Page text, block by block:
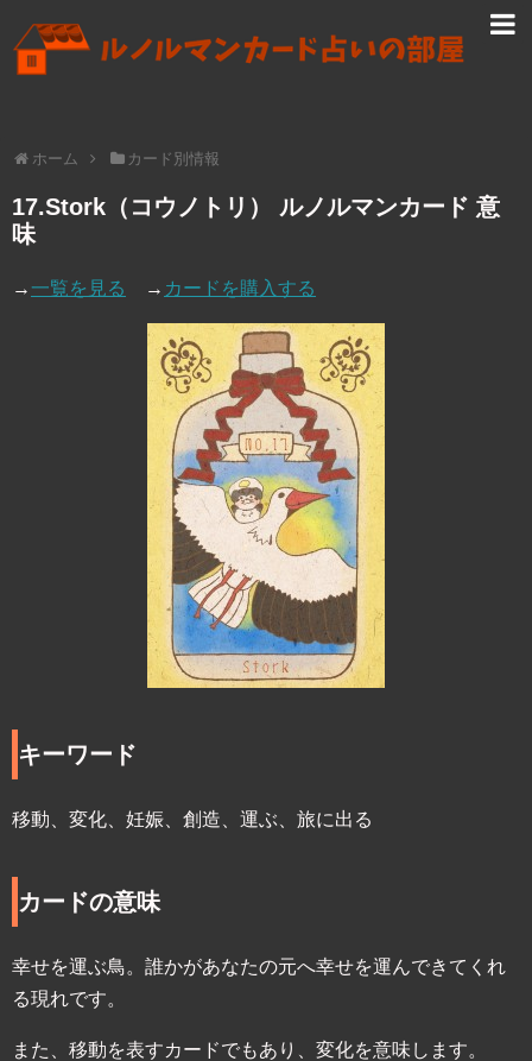
ホーム カード別情報
17.Stork（コウノトリ） ルノルマンカード 意
味
→一覧を見る → カードを購入する
キーワード
移動、変化、妊娠、創造、運ぶ、旅に出る
カードの意味
幸せを運ぶ鳥。誰かがあなたの元へ幸せを運んできてくれ
る現れです。
また、移動を表すカードでもあり、変化を意味します。